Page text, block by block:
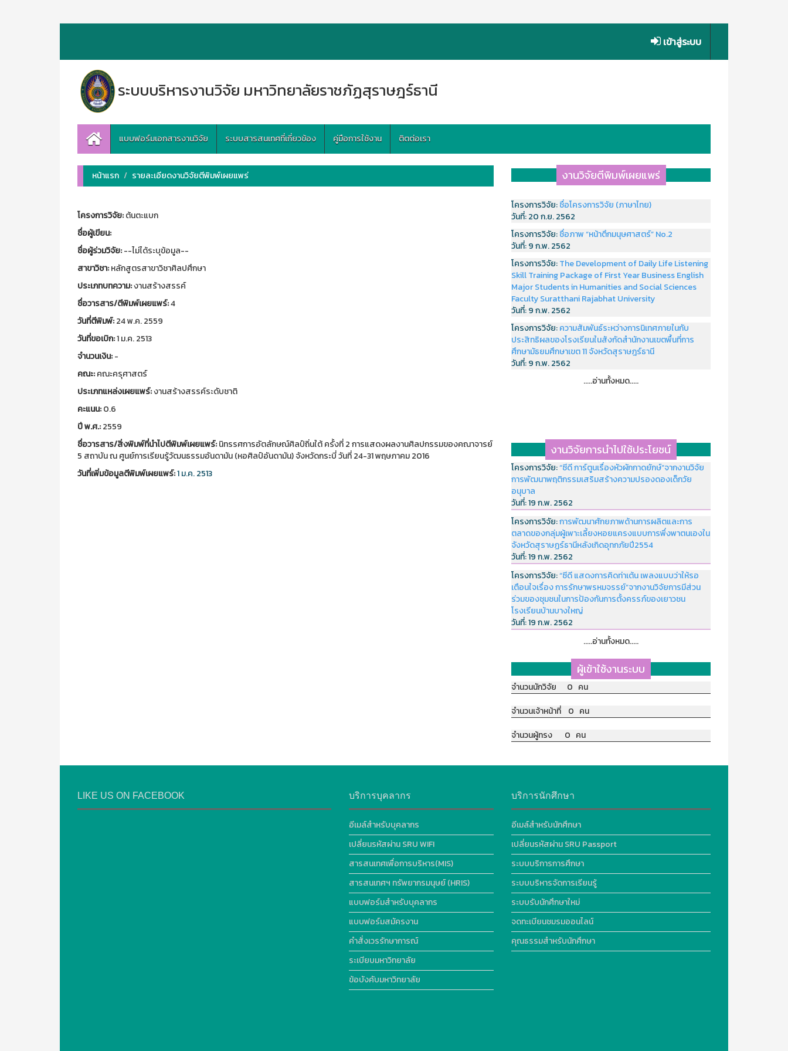
เข้าสู่ระบบ
ระบบบริหารงานวิจัย มหาวิทยาลัยราชภัฏสุราษฎร์ธานี
แบบฟอร์มเอกสารงานวิจัย ระบบสารสนเทศที่เกี่ยวข้อง คู่มือการใช้งาน ติตต่อเรา
หน้าแรก รายละเอียดงานวิจัยตีพิมพ์เผยแพร่
โครงการวิจัย:ต้นตะแบก
ชื่อผู้เขียน:
ชื่อผู้ร่วมวิจัย:--ไม่ได้ระบุข้อมูล--
สาขาวิชา:หลักสูตรสาขาวิชาศิลปศึกษา
ประเภทบทความ:งานสร้างสรรค์
ชื่อวารสาร/ตีพิมพ์เผยแพร์:4
วันที่ตีพิมพ์:24 พ.ค. 2559
วันที่ขอเบิก:1 ม.ค. 2513
จำนวนเงิน:-
คณะ:คณะครุศาสตร์
ประเภทแหล่งเผยแพร์:งานสร้างสรรค์ระดับชาติ
คะแนน:0.6
ปี พ.ศ.:2559
ชื่อวารสาร/สิ่งพิมพ์ที่นำไปตีพิมพ์เผยแพร์:นิทรรศการอัตลักษณ์ศิลป์ถิ่นใต้ ครั้งที่ 2 การแสดงผลงานศิลปกรรมของคณาจารย์
5 สถาบัน ณ ศูนย์การเรียนรู้วัฒนธรรมอันดามัน (หอศิลป์อันดามัน) จังหวัดกระบี่ วันที่ 24-31 พฤษภาคม 2016
วันที่เพิ่มข้อมูลตีพิมพ์เผยแพร์:1 ม.ค. 2513
งานวิจัยตีพิมพ์เผยแพร่
โครงการวิจัย:ชื่อโครงการวิจัย (ภาษาไทย)
วันที่:20 ก.ย. 2562
โครงการวิจัย:ชื่อภาพ “หน้าตึกมนุษศาสตร์” No.2
วันที่:9 ก.พ. 2562
โครงการวิจัย:The Development of Daily Life Listening
Skill Training Package of First Year Business English
Major Students in Humanities and Social Sciences
Faculty Suratthani Rajabhat University
วันที่:9 ก.พ. 2562
โครงการวิจัย:ความสัมพันธ์ระหว่างการนิเทศภายในกับ
ประสิทธิผลของโรงเรียนในสังกัดสำนักงานเขตพื้นที่การ
ศึกษามัธยมศึกษาเขต 11 จังหวัดสุราษฎร์ธานี
วันที่:9 ก.พ. 2562
.....อ่านทั้งหมด.....
งานวิจัยการนำไปใช้ประโยชน์
โครงการวิจัย:“ซีดี การ์ตูนเรื่องหัวผักกาดยักษ์”จากงานวิจัย
การพัฒนาพฤติกรรมเสริมสร้างความปรองดองเด็กวัย
อนุบาล
วันที่:19 ก.พ. 2562
โครงการวิจัย:การพัฒนาศักยภาพด้านการผลิตและการ
ตลาดของกลุ่มผู้เพาะเลี้ยงหอยแครงแบบการพึ่งพาตนเองใน
จังหวัดสุราษฏร์ธานีหลังเกิดอุทกภัยปี2554
วันที่:19 ก.พ. 2562
โครงการวิจัย:“ซีดี แสดงการคิดท่าเต้น เพลงแบบว่าให้รอ
เตือนใจเรื่อง การรักษาพรหมจรรย์”จากงานวิจัยการมีส่วน
ร่วมของชุมชนในการป้องกันการตั้งครรภ์ของเยาวชน
โรงเรียนบ้านบางใหญ่
วันที่:19 ก.พ. 2562
.....อ่านทั้งหมด.....
ผู้เข้าใช้งานระบบ
จำนวนนักวิจัย 0 คน
จำนวนเจ้าหน้าที่ 0 คน
จำนวนผู้ทรง 0 คน
LIKE US ON FACEBOOK บริการบุคลากร
อีเมล์สำหรับบุคลากร
เปลี่ยนรหัสผ่าน SRU WIFI
สารสนเทศเพื่อการบริหาร(MIS)
สารสนเทศฯ ทรัพยากรมนุษย์ (HRIS)
แบบฟอร์มสำหรับบุคลากร
แบบฟอร์มสมัครงาน
คำสั่งเวรรักษาการณ์
ระเบียบมหาวิทยาลัย
ข้อบังคับมหาวิทยาลัย
บริการนักศึกษา
อีเมล์สำหรับนักศึกษา
เปลี่ยนรหัสผ่าน SRU Passport
ระบบบริการการศึกษา
ระบบบริหารจัดการเรียนรู้
ระบบรับนักศึกษาใหม่
จดทะเบียนชมรมออนไลน์
คุณธรรมสำหรับนักศึกษา